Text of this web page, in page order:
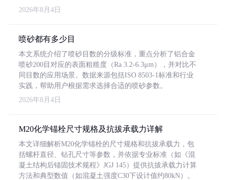
2026年8月4日
喷砂都有多少目
本文系统介绍了喷砂目数的分级标准，重点分析了铝合金
喷砂200目对应的表面粗糙度（Ra 3.2-6.3μm），并对比不
同目数的应用场景。数据来源包括ISO 8503-1标准和行业
实践，帮助用户根据需求选择合适的喷砂参数。
2026年8月4日
M20化学锚栓尺寸规格及抗拔承载力详解
本文详细解析M20化学锚栓的尺寸规格和抗拔承载力，包
括螺杆直径、钻孔尺寸等参数，并依据专业标准（如《混
凝土结构后锚固技术规程》JGJ 145）提供抗拔承载力计算
方法和典型数值（如混凝土强度C30下设计值约80kN）。